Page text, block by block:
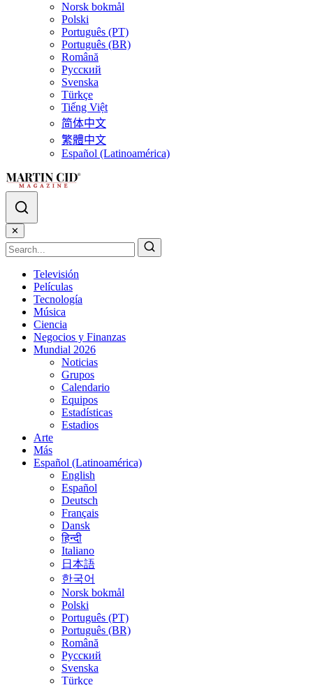
Norsk bokmål
Polski
Português (PT)
Português (BR)
Română
Русский
Svenska
Türkçe
Tiếng Việt
简体中文
繁體中文
Español (Latinoamérica)
✕
Televisión
Películas
Tecnología
Música
Ciencia
Negocios y Finanzas
Mundial 2026
Noticias
Grupos
Calendario
Equipos
Estadísticas
Estadios
Arte
Más
Español (Latinoamérica)
English
Español
Deutsch
Français
Dansk
हिन्दी
Italiano
日本語
한국어
Norsk bokmål
Polski
Português (PT)
Português (BR)
Română
Русский
Svenska
Türkçe